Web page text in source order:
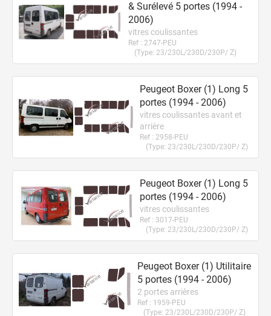
& Surélevé 5 portes(1994 -
2006)
vitres coulissantes
Ref : 2747-PEU
(Type: 23/230L/230D/230P/ Z)
Peugeot Boxer (1) Long 5
portes (1994 - 2006)
vitres coulissantes avant et
arrière
Ref : 2958-PEU
(Type: 23/230L/230D/230P/ Z)
Peugeot Boxer (1) Long 5
portes (1994 - 2006)
vitres coulissantes
Ref : 3017-PEU
(Type: 23/230L/230D/230P/ Z)
Peugeot Boxer (1) Utilitaire
5 portes (1994 - 2006)
2 portes arrières
Ref : 1959-PEU
(Type: 23/230L/230D/230P/ Z)